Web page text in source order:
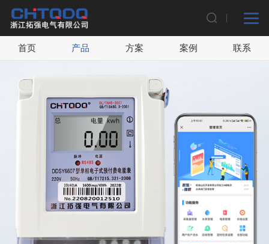
首页 产品 方案 案例 联系